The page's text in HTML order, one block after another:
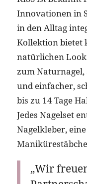
Innovationen in
in den Alltag
Kollektion bietet
natürlichen
zum Naturnagel,
und einfacher,
bis zu 14 Tage
Jedes Nagelset
Nagelkleber,
„Wir